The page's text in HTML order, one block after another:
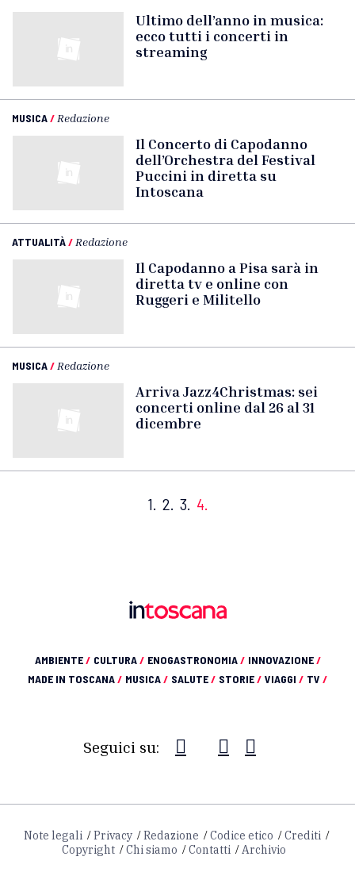
Ultimo dell’anno in musica:
ecco tutti i concerti in
streaming
MUSICA/ Redazione
Il Concerto di Capodanno
dell’Orchestra del Festival
Puccini in diretta su
Intoscana
ATTUALITÀ/ Redazione
Il Capodanno a Pisa sarà in
diretta tv e online con
Ruggeri e Militello
MUSICA/ Redazione
Arriva Jazz4Christmas: sei
concerti online dal 26 al 31
dicembre
1. 2. 3. 4.
AMBIENTE/ CULTURA/ ENOGASTRONOMIA/ INNOVAZIONE/
MADE IN TOSCANA/ MUSICA/ SALUTE/ STORIE/ VIAGGI / TV /
Seguici su:
Note legali Privacy Redazione Codice etico
Crediti
Copyright
Chi siamo Contatti Archivio